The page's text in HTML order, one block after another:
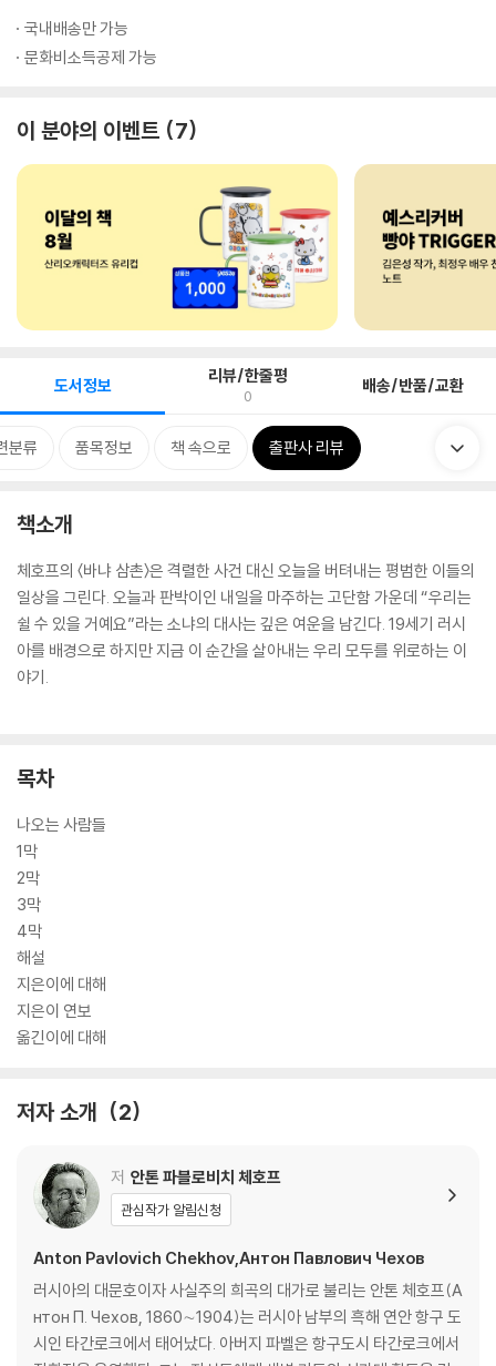
국내배송만 가능
문화비소득공제 가능
이 분야의 이벤트 7
도서정보 리뷰/한줄평
0 배송/반품/교환
분류 품목정보 책 속으로 출판사 리뷰
책소개
체호프의 〈바냐 삼촌〉은 격렬한 사건 대신 오늘을 버텨내는 평범한 이들의
일상을 그린다. 오늘과 판박이인 내일을 마주하는 고단함 가운데 “우리는
쉴 수 있을 거예요”라는 소냐의 대사는 깊은 여운을 남긴다. 19세기 러시
아를 배경으로 하지만 지금 이 순간을 살아내는 우리 모두를 위로하는 이
야기.
목차
나오는 사람들
1막
2막
3막
4막
해설
지은이에 대해
지은이 연보
옮긴이에 대해
저자 소개 2
저 안톤 파블로비치 체호프
관심작가 알림신청
Anton Pavlovich Chekhov,Антон Павлович Чехов
러시아의 대문호이자 사실주의 희곡의 대가로 불리는 안톤 체호프(А
нтон П. Чехов, 1860∼1904)는 러시아 남부의 흑해 연안 항구 도
시인 타간로크에서 태어났다. 아버지 파벨은 항구도시 타간로크에서